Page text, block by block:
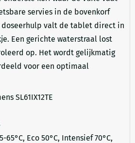
servies in de bovenkorf
doseerhulp valt de tablet direct in
Een gerichte waterstraal lost
op. Het wordt gelijkmatig
voor een optimaal
SL61IX12TE
65°C, Eco 50°C, Intensief 70°C,